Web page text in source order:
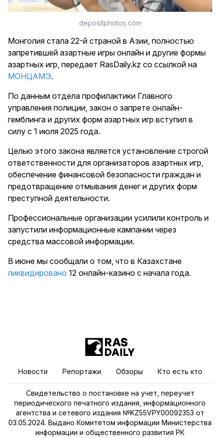
depositphotos.com
Монголия стала 22-й страной в Азии, полностью
запретившей азартные игры онлайн и другие формы
азартных игр, передает RasDaily.kz со ссылкой на
МОНЦАМЭ.
По данным отдела профилактики Главного
управления полиции, закон о запрете онлайн-
гемблинга и других форм азартных игр вступил в
силу с 1 июля 2025 года.
Целью этого закона является установление строгой
ответственности для организаторов азартных игр,
обеспечение финансовой безопасности граждан и
предотвращение отмывания денег и других форм
преступной деятельности.
Профессиональные организации усилили контроль и
запустили информационные кампании через
средства массовой информации.
В июне мы сообщали о том, что в Казахстане
ликвидировано 12 онлайн-казино с начала года.
Новости Репортажи Обзоры Кто есть кто
Свидетельство о постановке на учет, переучет
периодического печатного издания, информационного
агентства и сетевого издания №KZ55VPY00092353 от
03.05.2024. Выдано Комитетом информации Министерства
информации и общественного развития РК